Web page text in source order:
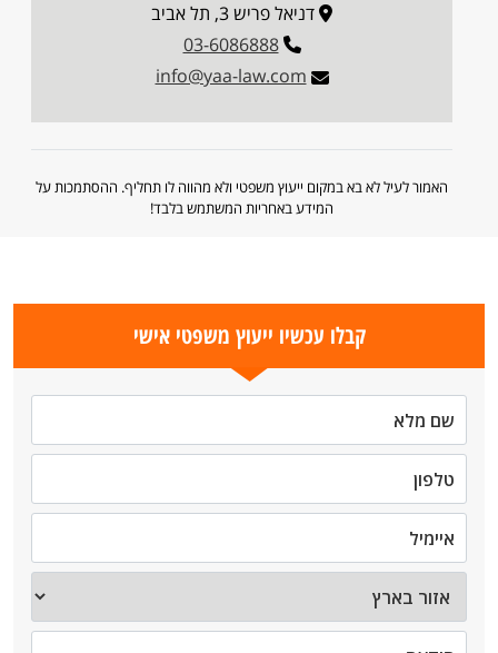
דניאל פריש 3, תל אביב
03-6086888
info@yaa-law.com
האמור לעיל לא בא במקום ייעוץ משפטי ולא מהווה לו תחליף. ההסתמכות על
המידע באחריות המשתמש בלבד!
קבלו עכשיו ייעוץ משפטי אישי